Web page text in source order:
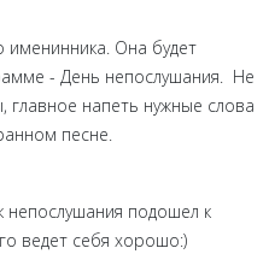
Она будет
- День непослушания. Не
напеть нужные слова
песне.
подошел к
ведет себя хорошо:)